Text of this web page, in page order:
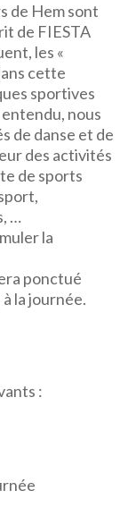
de Hem sont
de FIESTA
les «
cette
sportives
nous
de danse et de
des activités
de sports
…
la
ponctué
la journée.
: